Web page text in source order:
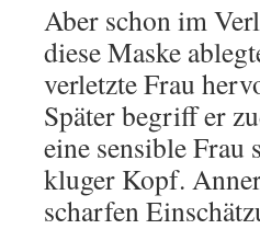
Aber schon im
diese Maske
verletzte Frau
Später begriff er
eine sensible Frau
kluger Kopf.
scharfen